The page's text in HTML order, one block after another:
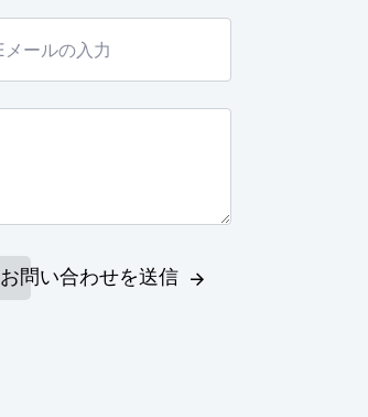
お問い合わせを送信